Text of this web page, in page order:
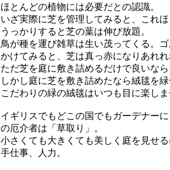
ほとんどの植物には必要だとの認識。
いざ実際に芝を管理してみると、これほ
うっかりすると芝の葉は伸び放題。
鳥が種を運び雑草は生い茂ってくる。
かけてみると、芝は真っ赤になりあれれ
ただ芝を庭に敷き詰めるだけで良いなら
しかし庭に芝を敷き詰めたなら絨毯を
こだわりの緑の絨毯はいつも目に楽しま
イギリスでもどこの国でもガーデナー
の厄介者は「草取り」。
小さくても大きくても美しく庭を見せ
手仕事、人力。